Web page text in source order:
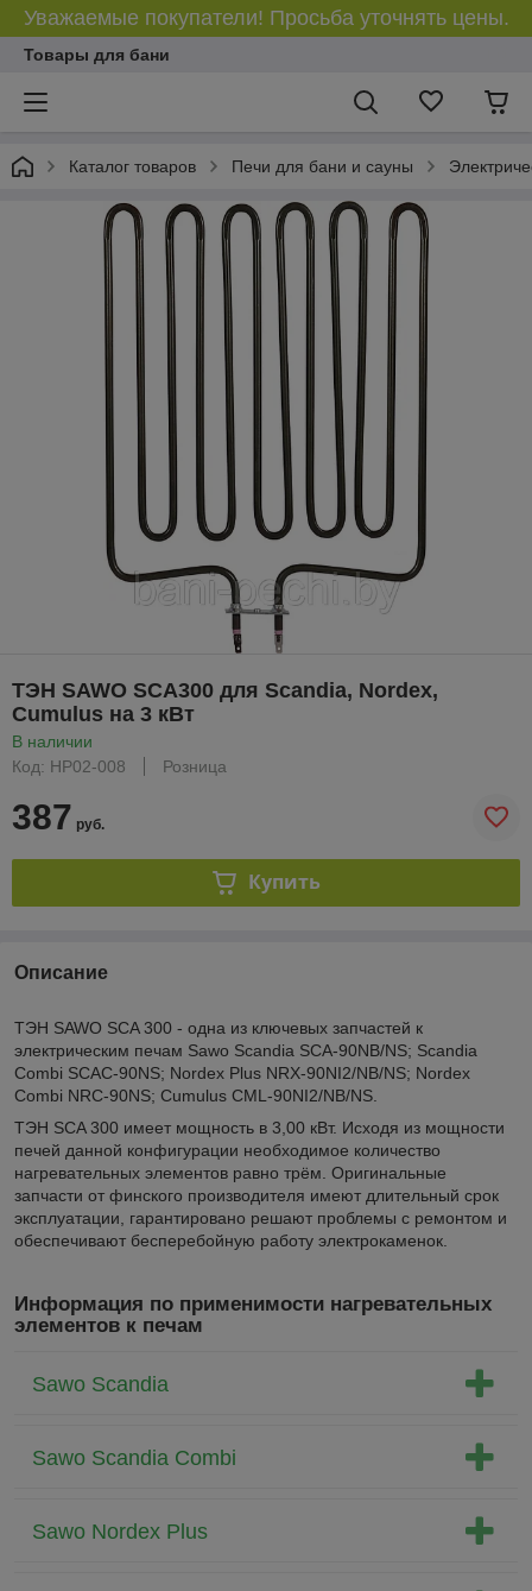
Уважаемые покупатели! Просьба уточнять цены.
Товары для бани
Каталог товаров Печи для бани и сауны
ТЭН SAWO SCA300 для Scandia, Nordex,
Cumulus на 3 кВт
В наличии
Код: HP02-008
Розница
387 руб.
Купить
Описание
ТЭН SAWO SCA 300 - одна из ключевых запчастей к
электрическим печам Sawo Scandia SCA-90NB/NS; Scandia
Combi SCAC-90NS; Nordex Plus NRX-90NI2/NB/NS; Nordex
Combi NRC-90NS; Cumulus CML-90NI2/NB/NS.
ТЭН SCA 300 имеет мощность в 3,00 кВт. Исходя из мощности
печей данной конфигурации необходимое количество
нагревательных элементов равно трём. Оригинальные
запчасти от финского производителя имеют длительный срок
эксплуатации, гарантировано решают проблемы с ремонтом и
обеспечивают бесперебойную работу электрокаменок.
Информация по применимости нагревательных
элементов к печам
Sawo Scandia
Sawo Scandia Combi
Sawo Nordex Plus